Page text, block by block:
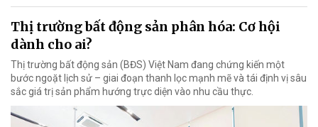
Thị trường bất động sản phân hóa: Cơ hội
dành cho ai?
Thị trường bất động sản (BĐS) Việt Nam đang chứng kiến một
bước ngoặt lịch sử – giai đoạn thanh lọc mạnh mẽ và tái định vị sâu
sắc giá trị sản phẩm hướng trực diện vào nhu cầu thực.